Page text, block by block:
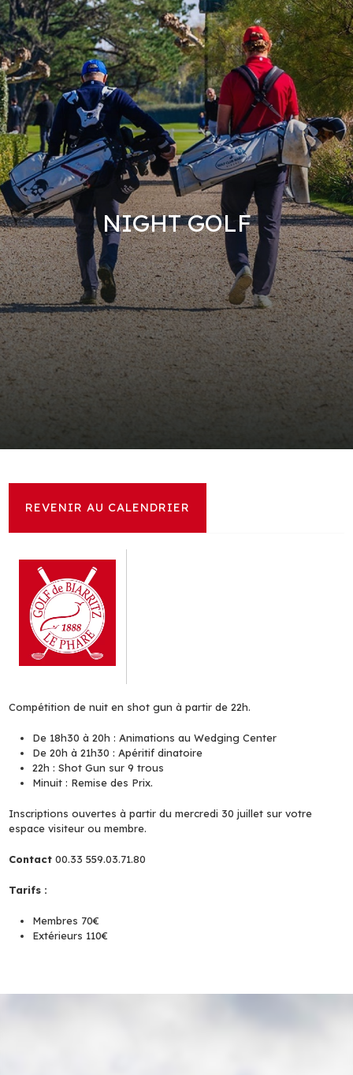
NIGHT GOLF
REVENIR AU CALENDRIER
Compétition de nuit en shot gun à partir de 22h.
De 18h30 à 20h : Animations au Wedging Center
De 20h à 21h30 : Apéritif dinatoire
22h : Shot Gun sur 9 trous
Minuit : Remise des Prix.
Inscriptions ouvertes à partir du mercredi 30 juillet sur votre
espace visiteur ou membre.
Contact00.33 559.03.71.80
Tarifs :
Membres 70€
Extérieurs 110€